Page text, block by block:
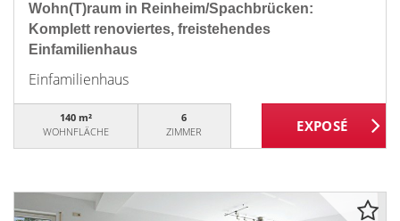
Wohn(T)raum in Reinheim/Spachbrücken:
Komplett renoviertes, freistehendes
Einfamilienhaus
Einfamilienhaus
140 m²
WOHNFLÄCHE
6
ZIMMER